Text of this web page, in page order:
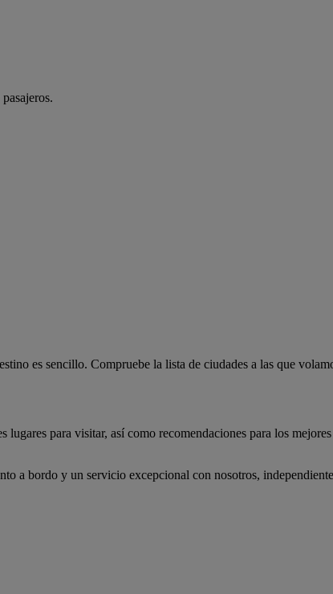
es sencillo. Compruebe la lista de ciudades a las que
para visitar, así como recomendaciones para los
a bordo y un servicio excepcional con nosotros,